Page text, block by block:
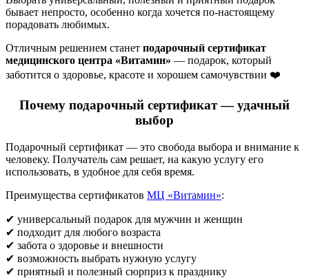
бывает непросто, особенно когда хочется по-настоящему
порадовать любимых.
Отличным решением станет подарочный сертификат
медицинского центра «Витамин» — подарок, который
заботится о здоровье, красоте и хорошем самочувствии ❤️
Почему подарочный сертификат — удачный
выбор
Подарочный сертификат — это свобода выбора и внимание к
человеку. Получатель сам решает, на какую услугу его
использовать, в удобное для себя время.
Преимущества сертификатов МЦ «Витамин»:
✔ универсальный подарок для мужчин и женщин
✔ подходит для любого возраста
✔ забота о здоровье и внешности
✔ возможность выбрать нужную услугу
✔ приятный и полезный сюрприз к празднику